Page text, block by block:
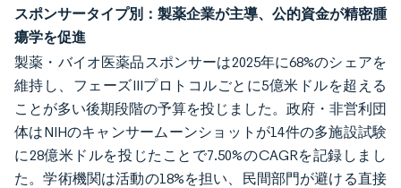
スポンサータイプ別：製薬企業が主導、公的資金が精密腫
瘍学を促進
製薬・バイオ医薬品スポンサーは2025年に68%のシェアを
維持し、フェーズIIIプロトコルごとに5億米ドルを超える
ことが多い後期段階の予算を投じました。政府・非営利団
体はNIHのキャンサームーンショットが14件の多施設試験
に28億米ドルを投じたことで7.50%のCAGRを記録しまし
た。学術機関は活動の18%を担い、民間部門が避ける直接